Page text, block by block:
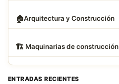
🏠Arquitectura y Construcción
🏗 ️ Maquinarias de construcción
ENTRADAS RECIENTES